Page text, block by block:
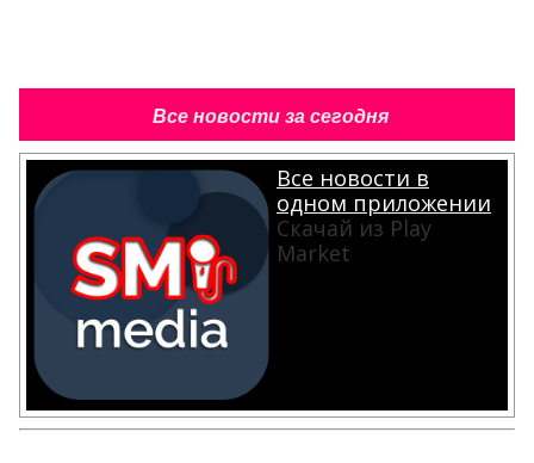
Все новости за сегодня
Все новости в
одном приложении
Скачай из Play
Market